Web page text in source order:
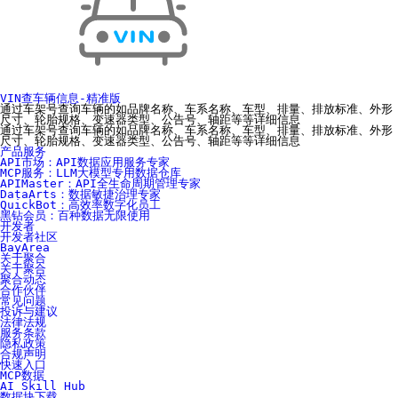
VIN查车辆信息-精准版
通过车架号查询车辆的如品牌名称、车系名称、车型、排量、排放标准、外形
尺寸、轮胎规格、变速器类型、公告号、轴距等等详细信息
通过车架号查询车辆的如品牌名称、车系名称、车型、排量、排放标准、外形
尺寸、轮胎规格、变速器类型、公告号、轴距等等详细信息
产品服务
API市场：API数据应用服务专家
MCP服务：LLM大模型专用数据仓库
APIMaster：API全生命周期管理专家
DataArts：数据敏捷治理专家
QuickBot：高效率数字化员工
黑钻会员：百种数据无限使用
开发者
开发者社区
BayArea
关于聚合
关于聚合
聚合动态
合作伙伴
常见问题
投诉与建议
法律法规
服务条款
隐私政策
合规声明
快速入口
MCP数据
AI Skill Hub